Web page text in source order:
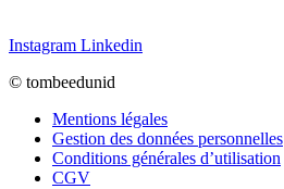
Instagram Linkedin
© tombeedunid
Mentions légales
Gestion des données personnelles
Conditions générales d’utilisation
CGV